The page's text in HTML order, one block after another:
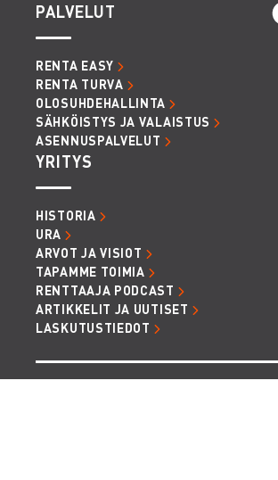
PALVELUT
RENTA EASY
RENTA TURVA
OLOSUHDEHALLINTA
SÄHKÖISTYS JA VALAISTUS
ASENNUSPALVELUT
YRITYS
HISTORIA
URA
ARVOT JA VISIOT
TAPAMME TOIMIA
RENTTAAJA PODCAST
ARTIKKELIT JA UUTISET
LASKUTUSTIEDOT